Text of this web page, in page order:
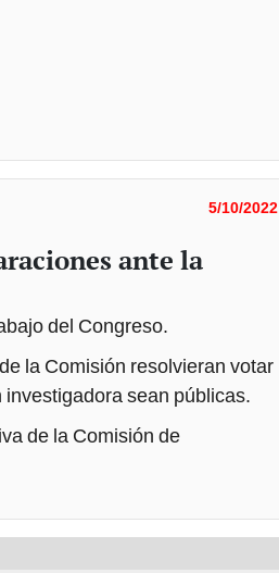
5/10/2022
ante la
del Congreso.
la Comisión resolvieran votar
sean públicas.
de la Comisión de